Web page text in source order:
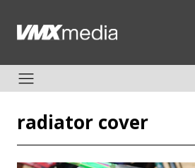
radiator cover